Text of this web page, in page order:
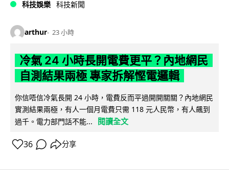
科技娛樂 科技新聞
arthur 23 小時
冷氣 24 小時長開電費更平？內地網民
自測結果兩極 專家拆解慳電邏輯
你信唔信冷氣長開 24 小時，電費反而平過開開關關？內地網民
實測結果兩極，有人一個月電費只需 118 元人民幣，有人飆到
過千。電力部門話不能...
閱讀全文
36 分享